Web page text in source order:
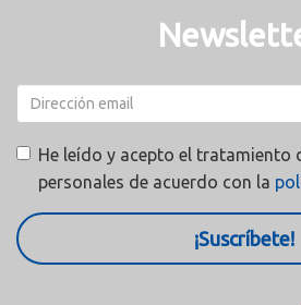
He leído y acepto el tratamiento
personales de acuerdo con la
¡Suscríbete!